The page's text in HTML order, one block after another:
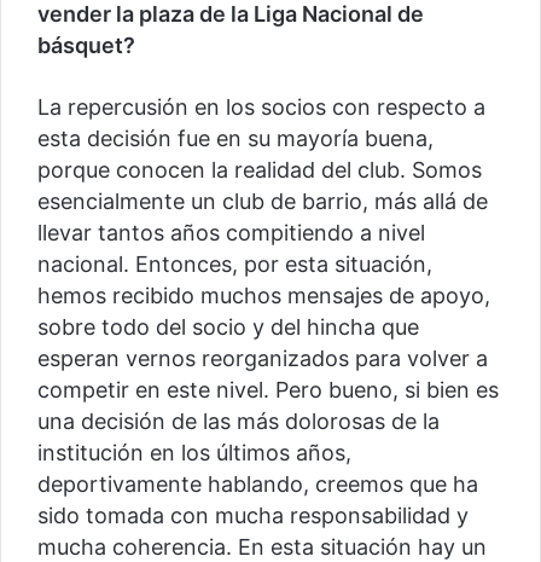
vender la plaza de la Liga Nacional de
básquet?
La repercusión en los socios con respecto a
esta decisión fue en su mayoría buena,
porque conocen la realidad del club. Somos
esencialmente un club de barrio, más allá de
llevar tantos años compitiendo a nivel
nacional. Entonces, por esta situación,
hemos recibido muchos mensajes de apoyo,
sobre todo del socio y del hincha que
esperan vernos reorganizados para volver a
competir en este nivel. Pero bueno, si bien es
una decisión de las más dolorosas de la
institución en los últimos años,
deportivamente hablando, creemos que ha
sido tomada con mucha responsabilidad y
mucha coherencia. En esta situación hay un